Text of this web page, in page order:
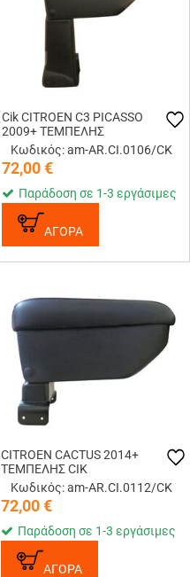
Cik CITROEN C3 PICASSO
2009+ ΤΕΜΠΕΛΗΣ
Κωδικός: am-AR.CI.0106/CK
72,00€
Παράδοση σε 1-3 εργάσιμες
ΑΓΟΡΑ
CITROEN CACTUS 2014+
ΤΕΜΠΕΛΗΣ CIK
Κωδικός: am-AR.CI.0112/CK
72,00€
Παράδοση σε 1-3 εργάσιμες
ΑΓΟΡΑ